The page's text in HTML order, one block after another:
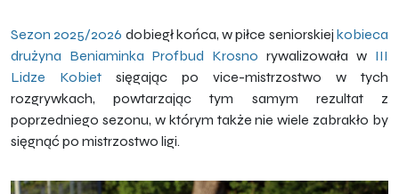
Sezon 2025/2026 dobiegł końca, w piłce seniorskiej kobieca
drużyna Beniaminka Profbud Krosno rywalizowała w III
Lidze Kobiet sięgając po vice-mistrzostwo w tych
rozgrywkach, powtarzając tym samym rezultat z
poprzedniego sezonu, w którym także nie wiele zabrakło by
sięgnąć po mistrzostwo ligi.